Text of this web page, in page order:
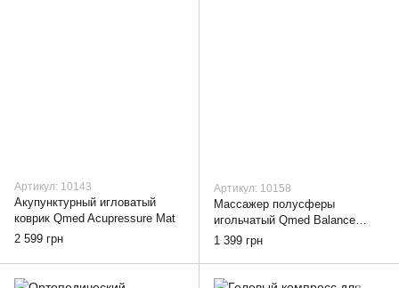
Артикул: 10143
Акупунктурный игловатый
коврик Qmed Acupressure Mat
2 599 грн
Артикул: 10158
Массажер полусферы
игольчатый Qmed Balance
Pods 2шт
1 399 грн